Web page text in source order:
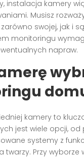
instalacja kamery
Musisz
swojej, jak i
monitoringu
napraw.
kamery to
jest wiele opcji,
systemy z
twarzy. Przy wyborze